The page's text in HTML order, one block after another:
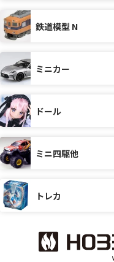
鉄道模型 N
ミニカー
ドール
ミニ四駆他
トレカ